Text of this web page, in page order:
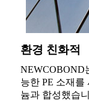
환경 친화적
NEWCOBOND
능한 PE 소재를
늄과 합성했습